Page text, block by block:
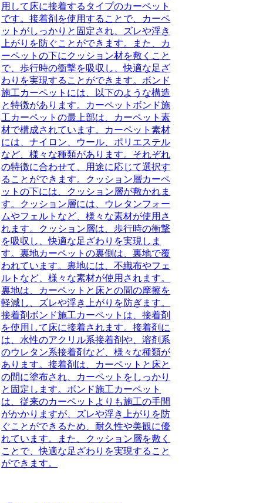
用して床に接着するタイプのカーペット
です。接着剤を使用することで、カーペ
ットがしっかりと固定され、ズレや浮き
上がりを防ぐことができます。また、カ
ーペットの下にクッション材を敷くこと
で、歩行時の衝撃を吸収し、快適な足ざ
わりを実現することができます。ボンド
施工カーペットには、以下のような構造
と特徴があります。カーペットボンド施
工カーペットの最上部は、カーペット素
材で構成されています。カーペット素材
には、ナイロン、ウール、ポリエステル
など、様々な種類があります。それぞれ
の特徴に合わせて、用途に応じて選択す
ることができます。クッション層カーペ
ットの下には、クッション層が敷かれま
す。クッション層には、ウレタンフォー
ムやフェルトなど、様々な素材が使用さ
れます。クッション層は、歩行時の衝撃
を吸収し、快適な足ざわりを実現しま
す。裏地カーペットの裏側は、裏地で覆
われています。裏地には、不織布やフェ
ルトなど、様々な素材が使用されます。
裏地は、カーペットと床との間の摩擦を
軽減し、ズレや浮き上がりを防ぎます。
接着剤ボンド施工カーペットは、接着剤
を使用して床に接着されます。接着剤に
は、水性のアクリル系接着剤や、溶剤系
のウレタン系接着剤など、様々な種類が
あります。接着剤は、カーペットと床と
の間に塗布され、カーペットをしっかり
と固定します。ボンド施工カーペット
は、従来のカーペットよりも施工の手間
がかかりますが、ズレや浮き上がりを防
ぐことができるため、耐久性や美観に優
れています。また、クッション層を敷く
ことで、快適な足ざわりを実現すること
ができます。